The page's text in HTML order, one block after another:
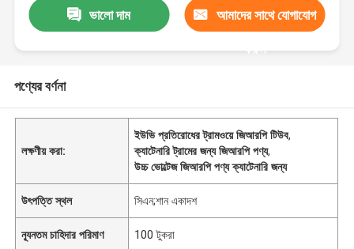
ভালো দাম আমাদের সাথে যোগাযোগ
করুন
পণ্যের বর্ণনা
লক্ষণীয় করা:
ইউভি প্রতিরোধের ট্রামওয়ে জিআরপি টিউব,
ক্যাটেনারি ট্রামের জন্য জিআরপি পণ্য,
উচ্চ ভোল্টেজ জিআরপি পণ্য ক্যাটেনারি জন্য
উৎপত্তি স্থল সিএন;শান একাদশ
ন্যূনতম চাহিদার পরিমাণ 100 টুকরা